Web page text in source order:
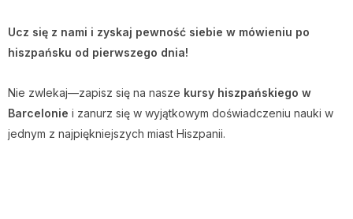
Ucz się z nami i zyskaj pewność siebie w mówieniu po
hiszpańsku od pierwszego dnia!
Nie zwlekaj—zapisz się na nasze kursy hiszpańskiego w
Barcelonie i zanurz się w wyjątkowym doświadczeniu nauki w
jednym z najpiękniejszych miast Hiszpanii.